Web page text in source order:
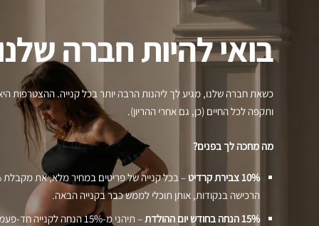
בואי להיות חברה
כשאת חברה שלנו, מגיע לך ליהנות הרבה יותר בכל קנייה. ההצטרפות
ותקפה לכל החיים (כן, גם אחרי ההריון).
מה מחכה לך בפנים?
10% צבירת קרדיט
הרכישה בנקודות, אותן תוכלי לממש כבר בקנייה הבאה.
15% הנחה בחודש יום ההולדת
– תיהני מ-15% הנחה לקנייה